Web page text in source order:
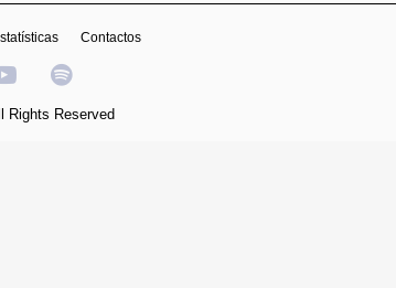
Contactos
Rights Reserved